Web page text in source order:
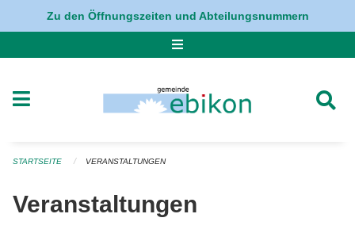
Navigation überspringen
Zu den Öffnungszeiten und Abteilungsnummern
STARTSEITE VERANSTALTUNGEN
Veranstaltungen